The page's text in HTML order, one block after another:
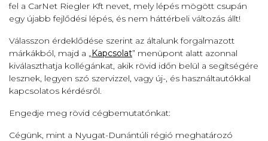
fel a CarNet Riegler Kft nevet, mely lépés mögött csupán
egy újabb fejlődési lépés, és nem háttérbeli változás állt!
Válasszon érdeklődése szerint az általunk forgalmazott
márkákból, majd a „Kapcsolat” menüpont alatt azonnal
kiválaszthatja kollégánkat, akik rövid időn belül a segítségére
lesznek, legyen szó szervizzel, vagy új-, és használtautókkal
kapcsolatos kérdésről.
Engedje meg rövid cégbemutatónkat:
Cégünk, mint a Nyugat-Dunántúli régió meghatározó